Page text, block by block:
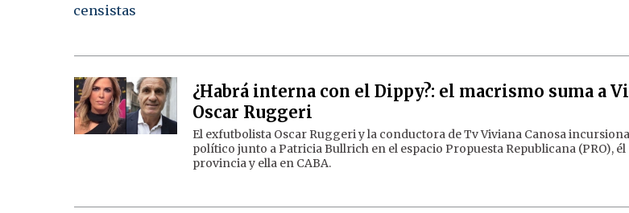
¿Habrá interna con el Dippy?: el macrismo suma a
Oscar Ruggeri
El exfutbolista Oscar Ruggeri y la conductora de Tv Viviana Canosa
político junto a Patricia Bullrich en el espacio Propuesta Republicana (PRO),
provincia y ella en CABA.